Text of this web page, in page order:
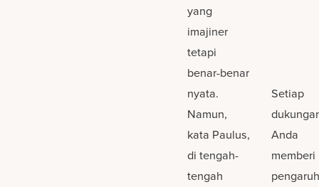
yang
imajiner
tetapi
benar-benar
nyata.
Namun,
kata Paulus,
di tengah-
tengah
Setiap
Anda
memberi
pengaruh